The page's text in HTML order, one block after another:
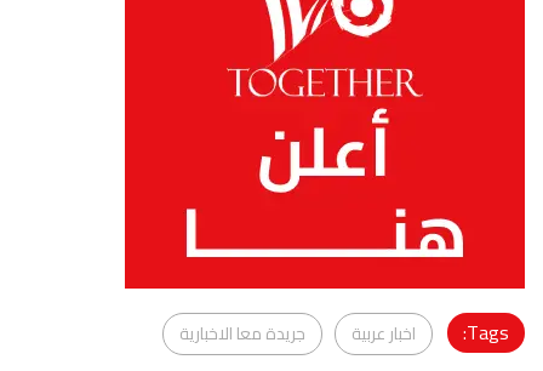
Tags: اخبار عربية جريدة معا الاخبارية